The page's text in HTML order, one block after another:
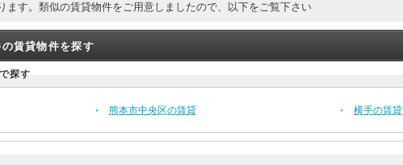
ます。類似の賃貸物件をご用意しましたので、以下をご覧下さい
賃貸物件を探す
探す
熊本市中央区の賃貸 横手の賃貸